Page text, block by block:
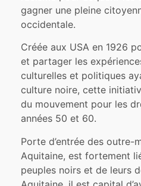
gagner une pleine
occidentale.
Créée aux USA en 1926
et partager les
culturelles et politiques
culture noire, cette
du mouvement pour les
années 50 et 60.
Porte d’entrée des outre-
Aquitaine, est fortement
peuples noirs et de leurs